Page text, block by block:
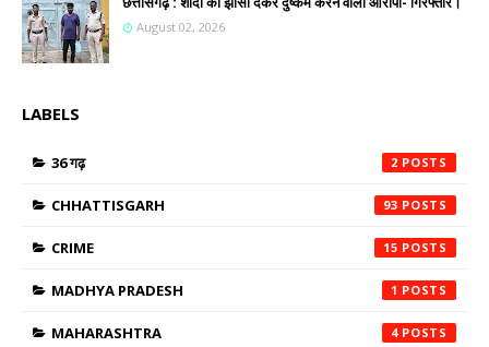
August 02, 2026
LABELS
36 गढ़ 2
CHHATTISGARH 93
CRIME 15
MADHYA PRADESH 1
MAHARASHTRA 4